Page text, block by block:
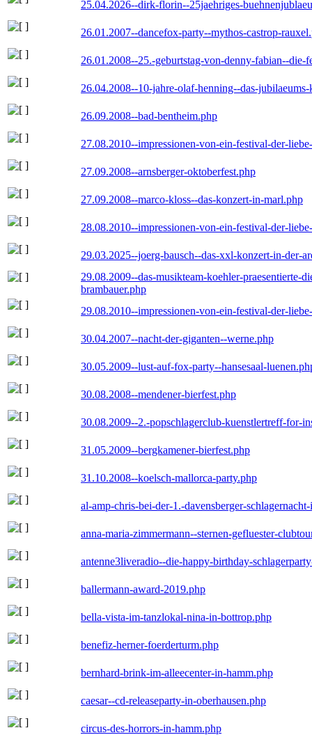
25.04.2026--dirk-florin--25jaehriges-
26.01.2007--dancefox-party--mythos-castrop-
26.01.2008--25.-geburtstag-von-denny-fabian--die-
26.04.2008--10-jahre-olaf-henning--das-
26.09.2008--bad-bentheim.php
27.08.2010--impressionen-von-ein-festival-der-
27.09.2008--arnsberger-oktoberfest.php
27.09.2008--marco-kloss--das-konzert-in-marl.php
28.08.2010--impressionen-von-ein-festival-der-
29.03.2025--joerg-bausch--das-xxl-konzert-in-der-
29.08.2009--das-musikteam-koehler-praesentierte-
brambauer.php
29.08.2010--impressionen-von-ein-festival-der-
30.04.2007--nacht-der-giganten--werne.php
30.05.2009--lust-auf-fox-party--hansesaal-
30.08.2008--mendener-bierfest.php
30.08.2009--2.-popschlagerclub-kuenstlertreff-for-
31.05.2009--bergkamener-bierfest.php
31.10.2008--koelsch-mallorca-party.php
al-amp-chris-bei-der-1.-davensberger-
anna-maria-zimmermann--sternen-gefluester-
antenne3liveradio--die-happy-birthday-
ballermann-award-2019.php
bella-vista-im-tanzlokal-nina-in-bottrop.php
benefiz-herner-foerderturm.php
bernhard-brink-im-alleecenter-in-hamm.php
caesar--cd-releaseparty-in-oberhausen.php
circus-des-horrors-in-hamm.php